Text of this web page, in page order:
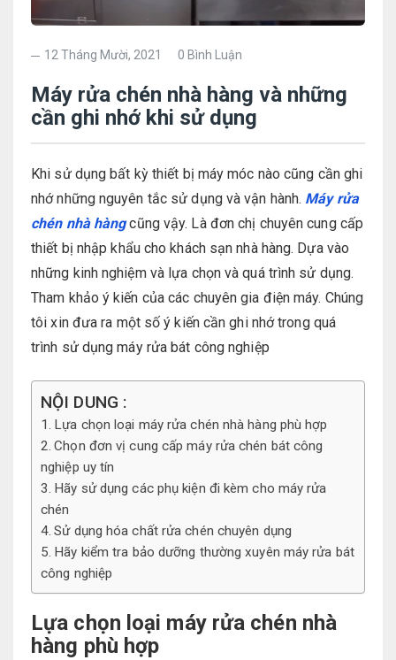
12 Tháng Mười, 2021 0 Bình Luận
Máy rửa chén nhà hàng và những
cần ghi nhớ khi sử dụng
Khi sử dụng bất kỳ thiết bị máy móc nào cũng cần ghi
nhớ những nguyên tắc sử dụng và vận hành. Máy rửa
chén nhà hàngcũng vậy. Là đơn chị chuyên cung cấp
thiết bị nhập khẩu cho khách sạn nhà hàng. Dựa vào
những kinh nghiệm và lựa chọn và quá trình sử dụng.
Tham khảo ý kiến của các chuyên gia điện máy. Chúng
tôi xin đưa ra một số ý kiến cần ghi nhớ trong quá
trình sử dụng máy rửa bát công nghiệp
NỘI DUNG :
Lựa chọn loại máy rửa chén nhà hàng phù hợp
Chọn đơn vị cung cấp máy rửa chén bát công
nghiệp uy tín
Hãy sử dụng các phụ kiện đi kèm cho máy rửa
chén
Sử dụng hóa chất rửa chén chuyên dụng
Hãy kiểm tra bảo dưỡng thường xuyên máy rửa bát
công nghiệp
Lựa chọn loại máy rửa chén nhà
hàng phù hợp